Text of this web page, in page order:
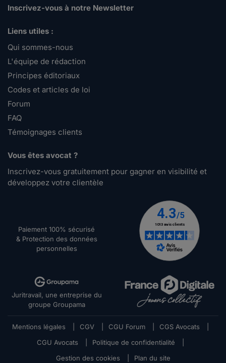
Inscrivez-vous à notre Newsletter
Liens utiles :
Qui sommes-nous
L'équipe de rédaction
Principes éditoriaux
Codes et articles de loi
Forum
FAQ
Témoignages clients
Vous êtes avocat ?
Inscrivez-vous gratuitement pour gagner en visibilité et
développez votre clientèle
Paiement 100% sécurisé
& Protection des données
personnelles
Juritravail, une entreprise du
groupe Groupama
Mentions légales CGV CGU Forum CGS Avocats
CGU Avocats
Politique de confidentialité
Gestion des cookies
Plan du site